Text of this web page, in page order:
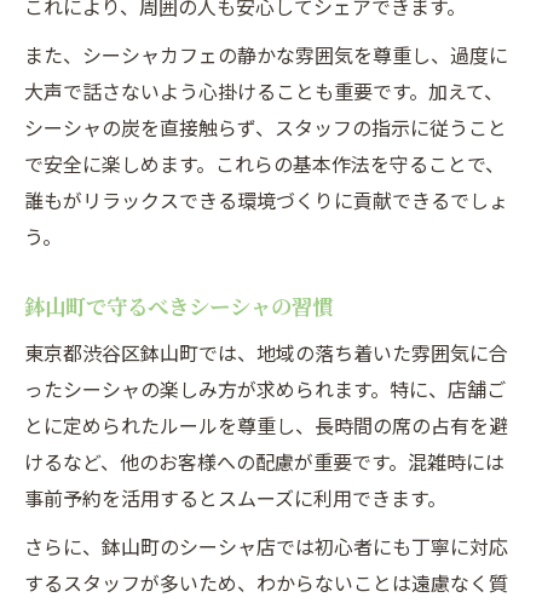
これにより、周囲の人も安心してシェアできます。
また、シーシャカフェの静かな雰囲気を尊重し、過度に
大声で話さないよう心掛けることも重要です。加えて、
シーシャの炭を直接触らず、スタッフの指示に従うこと
で安全に楽しめます。これらの基本作法を守ることで、
誰もがリラックスできる環境づくりに貢献できるでしょ
う。
鉢山町で守るべきシーシャの習慣
東京都渋谷区鉢山町では、地域の落ち着いた雰囲気に合
ったシーシャの楽しみ方が求められます。特に、店舗ご
とに定められたルールを尊重し、長時間の席の占有を避
けるなど、他のお客様への配慮が重要です。混雑時には
事前予約を活用するとスムーズに利用できます。
さらに、鉢山町のシーシャ店では初心者にも丁寧に対応
するスタッフが多いため、わからないことは遠慮なく質